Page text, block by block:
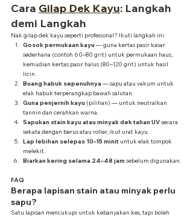
Cara Gilap Dek Kayu: Langkah
demi Langkah
Nak gilap dek kayu seperti profesional? Ikuti langkah ini:
Gosok permukaan kayu — guna kertas pasir kasar
sederhana (contoh 60–80 grit) untuk permukaan haus,
kemudian kertas pasir halus (80–120 grit) untuk hasil
licin.
Buang habuk sepenuhnya — sapu atau vakum untuk
elak habuk terperangkap bawah salutan.
Guna penjernih kayu (pilihan) — untuk neutralkan
tannin dan cerahkan warna.
Sapukan stain kayu atau minyak dek tahan UV secara
sekata dengan berus atau roller, ikut urat kayu.
Lap lebihan selepas 10–15 minit untuk elak tompok
melekit.
Biarkan kering selama 24–48 jam sebelum digunakan.
FAQ
Berapa lapisan stain atau minyak perlu
sapu?
Satu lapisan mencukupi untuk kebanyakan kes, tapi boleh